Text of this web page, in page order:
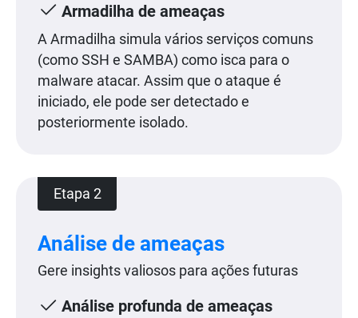
Armadilha de ameaças
A Armadilha simula vários serviços comuns
(como SSH e SAMBA) como isca para o
malware atacar. Assim que o ataque é
iniciado, ele pode ser detectado e
posteriormente isolado.
Etapa 2
Análise de ameaças
Gere insights valiosos para ações futuras
Análise profunda de ameaças